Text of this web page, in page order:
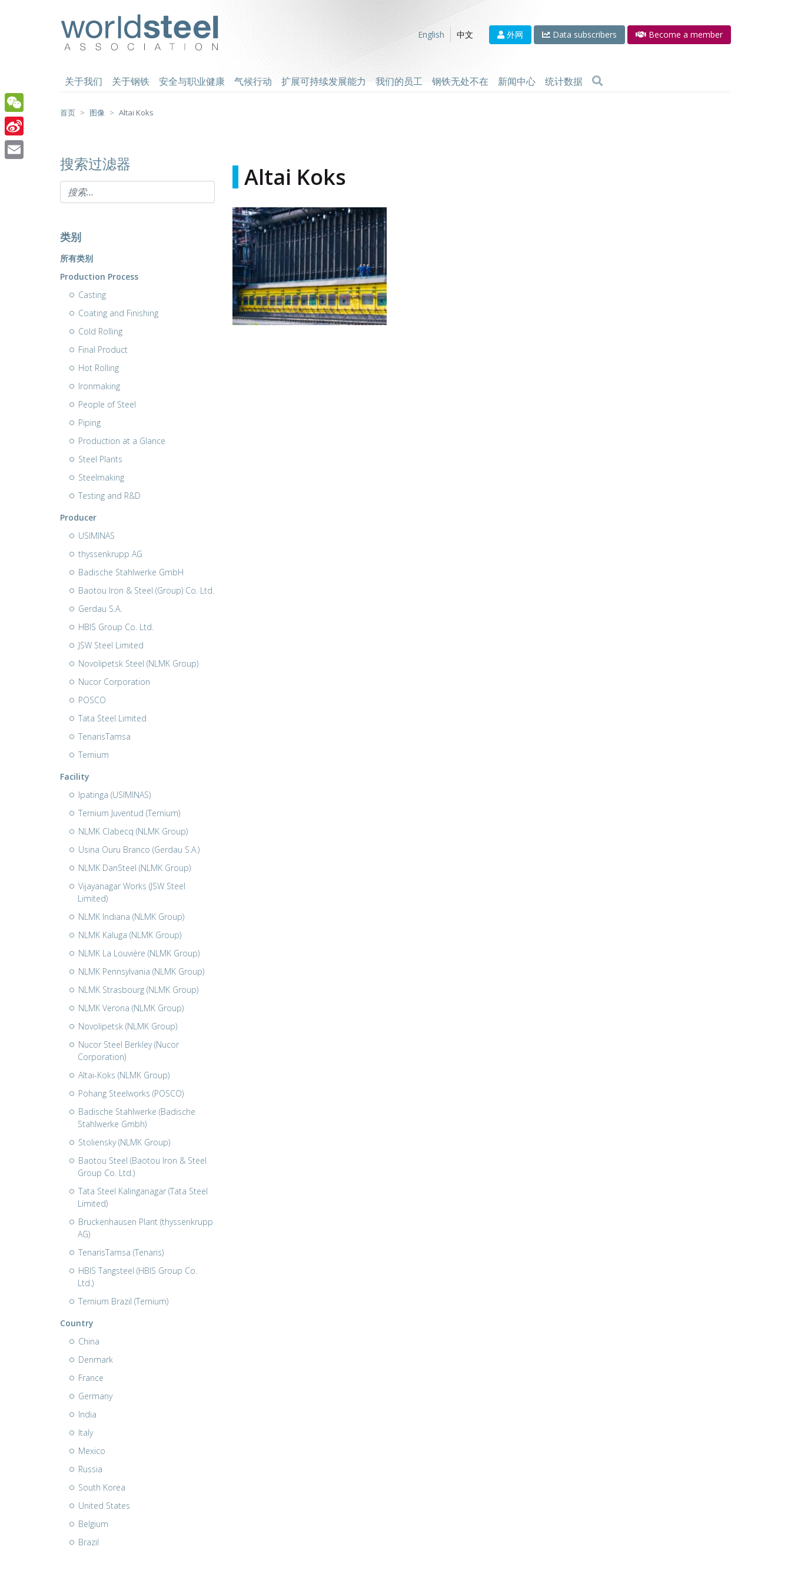
English
中文 外网 Data subscribers Become a member
关于我们 关于钢铁 安全与职业健康 气候行动 扩展可持续发展能力 我们的员工 钢铁无处不在 新闻中心 统计数据
首页 图像 Altai Koks
搜索过滤器
类别
所有类别
Production Process
Casting
Coating and Finishing
Cold Rolling
Final Product
Hot Rolling
Ironmaking
People of Steel
Piping
Production at a Glance
Steel Plants
Steelmaking
Testing and R&D
Producer
USIMINAS
thyssenkrupp AG
Badische Stahlwerke GmbH
Baotou Iron & Steel (Group) Co. Ltd.
Gerdau S.A.
HBIS Group Co. Ltd.
JSW Steel Limited
Novolipetsk Steel (NLMK Group)
Nucor Corporation
POSCO
Tata Steel Limited
TenarisTamsa
Ternium
Facility
Ipatinga (USIMINAS)
Ternium Juventud (Ternium)
NLMK Clabecq (NLMK Group)
Usina Ouru Branco (Gerdau S.A.)
NLMK DanSteel (NLMK Group)
Vijayanagar Works (JSW Steel
Limited)
NLMK Indiana (NLMK Group)
NLMK Kaluga (NLMK Group)
NLMK La Louvière (NLMK Group)
NLMK Pennsylvania (NLMK Group)
NLMK Strasbourg (NLMK Group)
NLMK Verona (NLMK Group)
Novolipetsk (NLMK Group)
Nucor Steel Berkley (Nucor
Corporation)
Altai-Koks (NLMK Group)
Pohang Steelworks (POSCO)
Badische Stahlwerke (Badische
Stahlwerke Gmbh)
Stoliensky (NLMK Group)
Baotou Steel (Baotou Iron & Steel
Group Co. Ltd.)
Tata Steel Kalinganagar (Tata Steel
Limited)
Bruckenhausen Plant (thyssenkrupp
AG)
TenarisTamsa (Tenaris)
HBIS Tangsteel (HBIS Group Co.
Ltd.)
Ternium Brazil (Ternium)
Country
China
Denmark
France
Germany
India
Italy
Mexico
Russia
South Korea
United States
Belgium
Brazil
Altai Koks
WeChat
Sina